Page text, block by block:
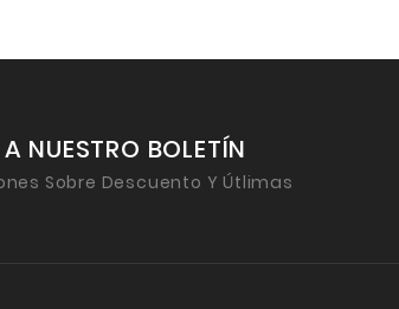
NUESTRO BOLETÍN
Sobre Descuento Y Útlimas